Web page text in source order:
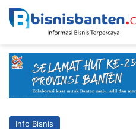
Info Bisnis